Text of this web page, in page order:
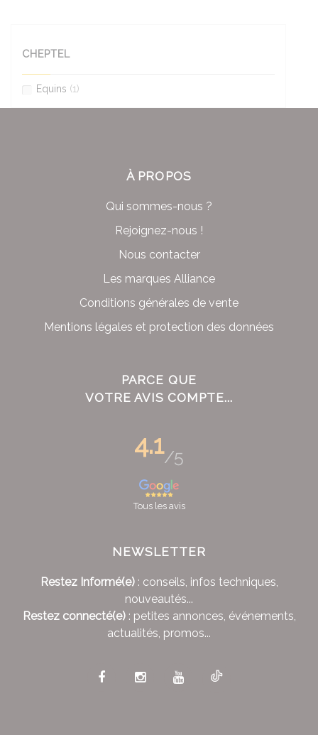
CHEPTEL
Equins (1)
À PROPOS
Qui sommes-nous ?
Rejoignez-nous !
Nous contacter
Les marques Alliance
Conditions générales de vente
Mentions légales et protection des données
PARCE QUE
VOTRE AVIS COMPTE...
4.1/5
Tous les avis
NEWSLETTER
Restez Informé(e): conseils, infos techniques,
nouveautés...
Restez connecté(e): petites annonces, événements,
actualités, promos...